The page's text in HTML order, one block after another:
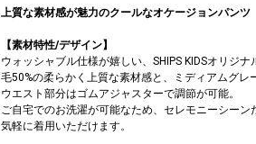
スーツ
￥31,900
ネクタイ
￥6,710
ネクタイ
￥7,150
上質な素材感が魅力のクールなオケージョンパンツ
【素材特性/デザイン】
ウォッシャブル仕様が嬉しい、SHIPS KIDSオリジナ
毛50%の柔らかく上質な素材感と、ミディアムグレ
ウエスト部分はゴムアジャスターで調節が可能。
ご自宅でのお洗濯が可能なため、セレモニーシー
気軽に着用いただけます。